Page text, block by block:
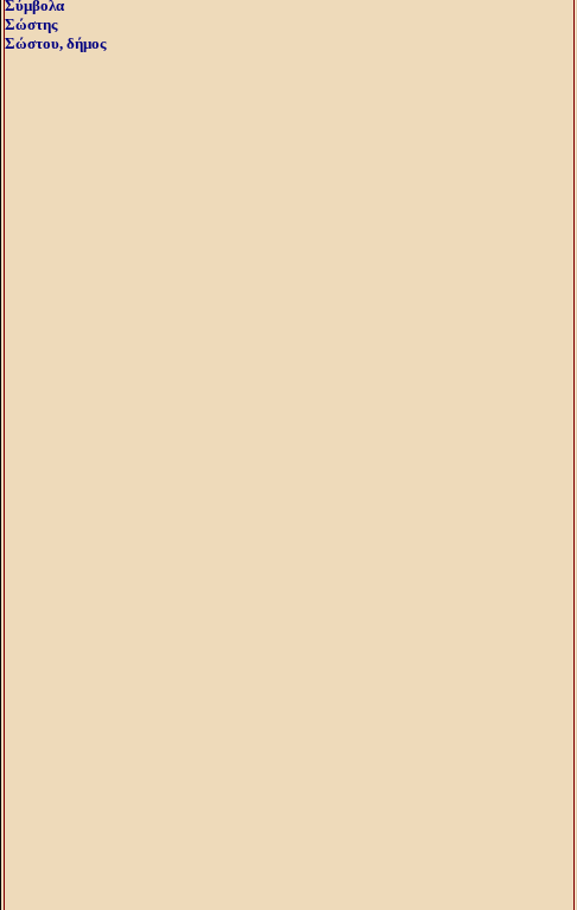
Σύμβολα
Σώστης
Σώστου, δήμος